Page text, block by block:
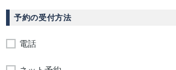
予約の受付方法
電話